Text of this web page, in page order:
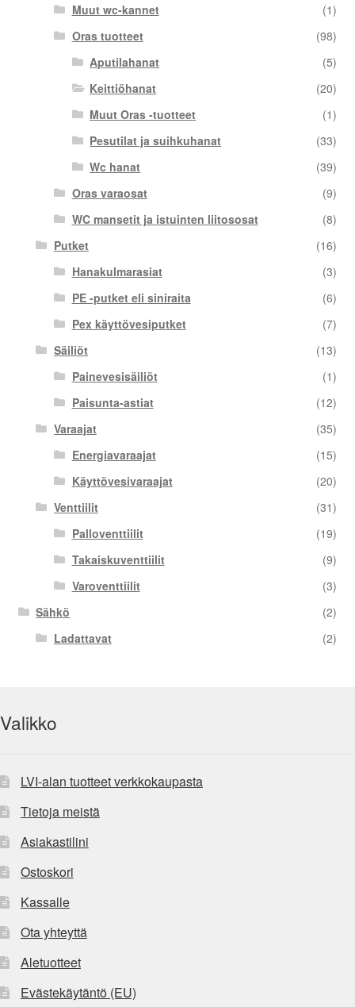
Muut wc-kannet
(1)
Oras tuotteet
(98)
Aputilahanat
(5)
Keittiöhanat
(20)
Muut Oras -tuotteet
(1)
Pesutilat ja suihkuhanat
(33)
Wc hanat
(39)
Oras varaosat
(9)
WC mansetit ja istuinten liitososat
(8)
Putket
(16)
Hanakulmarasiat
(3)
PE -putket eli siniraita
(6)
Pex käyttövesiputket
(7)
Säiliöt
(13)
Painevesisäiliöt
(1)
Paisunta-astiat
(12)
Varaajat
(35)
Energiavaraajat
(15)
Käyttövesivaraajat
(20)
Venttiilit
(31)
Palloventtiilit
(19)
Takaiskuventtiilit
(9)
Varoventtiilit
(3)
Sähkö
(2)
Ladattavat
(2)
Valikko
LVI-alan tuotteet verkkokaupasta
Tietoja meistä
Asiakastilini
Ostoskori
Kassalle
Ota yhteyttä
Aletuotteet
Evästekäytäntö (EU)